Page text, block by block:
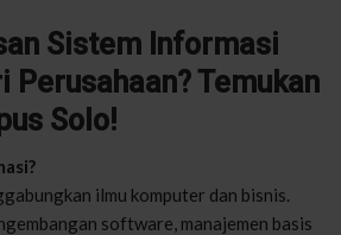
Sistem Informasi
Perusahaan? Temukan
Solo!
ilmu komputer dan bisnis.
software, manajemen basis